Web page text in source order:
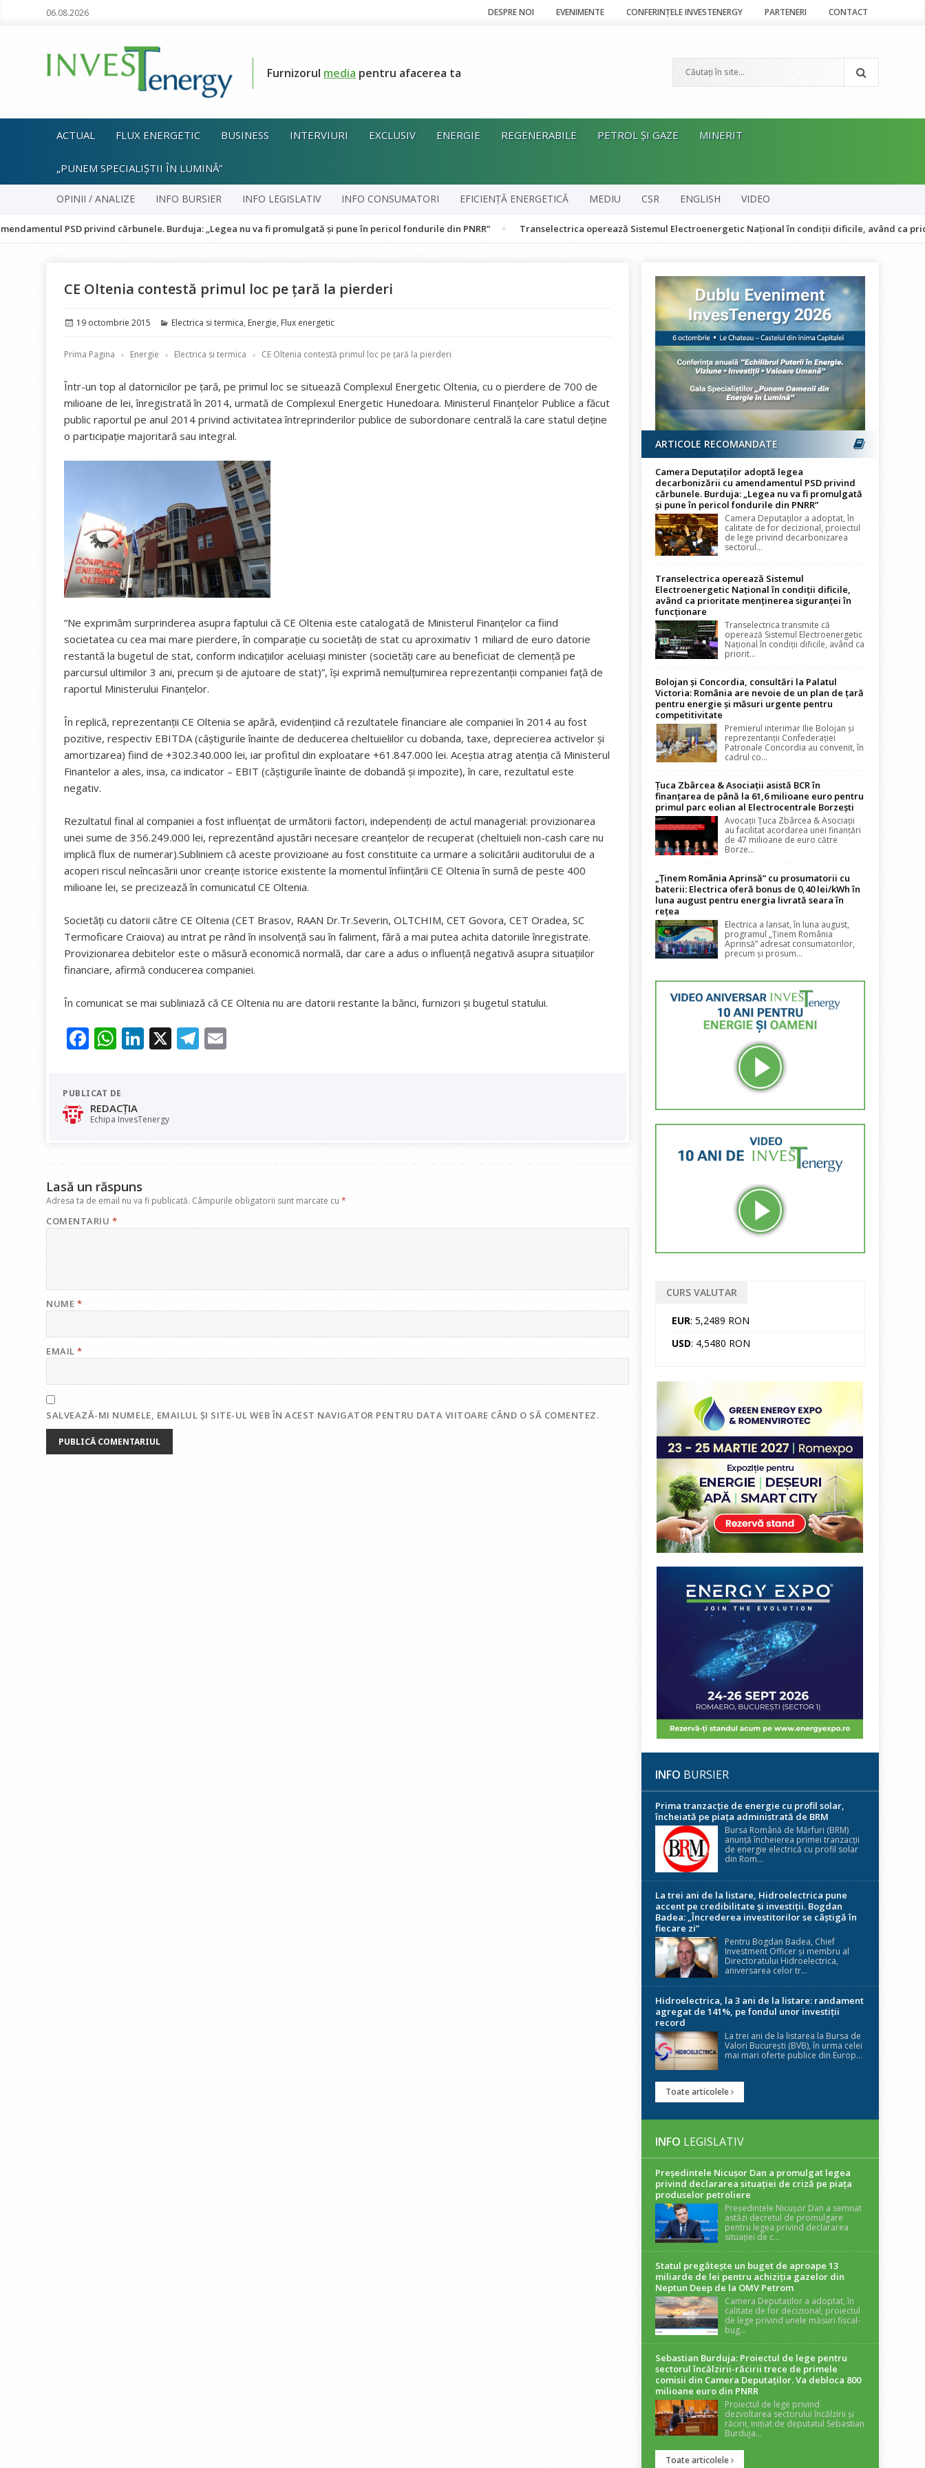
06.08.2026 DESPRE NOI EVENIMENTE CONFERINȚELE INVESTENERGY PARTENERI CONTACT
Furnizorul media pentru afacerea ta
ACTUAL FLUX ENERGETIC BUSINESS INTERVIURI EXCLUSIV ENERGIE REGENERABILE PETROL ȘI GAZE MINERIT
„PUNEM SPECIALIȘTII ÎN LUMINĂ”
OPINII / ANALIZE INFO BURSIER INFO LEGISLATIV INFO CONSUMATORI EFICIENȚĂ ENERGETICĂ MEDIU CSR ENGLISH VIDEO
PSD privind cărbunele. Burduja: „Legea nu va fi promulgată și pune în pericol fondurile din PNRR” Transelectrica operează Sistemul Electroenergetic Național în condiții dificile, având ca prioritate
CE Oltenia contestă primul loc pe ţară la pierderi
Publicat
19 octombrie 2015 Categorii
Electrica si termica, Energie, Flux energetic
Prima Pagina Energie Electrica si termica CE Oltenia contestă primul loc pe ţară la pierderi
Într-un top al datornicilor pe țară, pe primul loc se situează Complexul Energetic Oltenia, cu o pierdere de 700 de
milioane de lei, înregistrată în 2014, urmată de Complexul Energetic Hunedoara. Ministerul Finanţelor Publice a făcut
public raportul pe anul 2014 privind activitatea întreprinderilor publice de subordonare centrală la care statul deţine
o participaţie majoritară sau integral.
“Ne exprimăm surprinderea asupra faptului că CE Oltenia este catalogată de Ministerul Finanțelor ca fiind
societatea cu cea mai mare pierdere, în comparație cu societăți de stat cu aproximativ 1 miliard de euro datorie
restantă la bugetul de stat, conform indicațiilor aceluiași minister (societăți care au beneficiat de clemență pe
parcursul ultimilor 3 ani, precum și de ajutoare de stat)”, își exprimă nemulțumirea reprezentanții companiei față de
raportul Ministerului Finanțelor.
În replică, reprezentanții CE Oltenia se apără, evidențiind că rezultatele financiare ale companiei în 2014 au fost
pozitive, respectiv EBITDA (câștigurile înainte de deducerea cheltuielilor cu dobanda, taxe, deprecierea activelor și
amortizarea) fiind de +302.340.000 lei, iar profitul din exploatare +61.847.000 lei. Aceștia atrag atenția că Ministerul
Finantelor a ales, insa, ca indicator – EBIT (căștigurile înainte de dobandă și impozite), în care, rezultatul este
negativ.
Rezultatul final al companiei a fost influențat de următorii factori, independenți de actul managerial: provizionarea
unei sume de 356.249.000 lei, reprezentând ajustări necesare creanțelor de recuperat (cheltuieli non-cash care nu
implică flux de numerar).Subliniem că aceste provizioane au fost constituite ca urmare a solicitării auditorului de a
acoperi riscul neîncasării unor creanțe istorice existente la momentul înființării CE Oltenia în sumă de peste 400
milioane lei, se precizează în comunicatul CE Oltenia.
Societăți cu datorii către CE Oltenia (CET Brasov, RAAN Dr.Tr.Severin, OLTCHIM, CET Govora, CET Oradea, SC
Termoficare Craiova) au intrat pe rând în insolvență sau în faliment, fără a mai putea achita datoriile înregistrate.
Provizionarea debitelor este o măsură economică normală, dar care a adus o influență negativă asupra situațiilor
financiare, afirmă conducerea companiei.
În comunicat se mai subliniază că CE Oltenia nu are datorii restante la bănci, furnizori și bugetul statului.
F
e
b
o
W
at
s
A
Li
dI
X T
PUBLICAT DE
REDACȚIA
Echipa InvesTenergy
Lasă un răspuns
Adresa ta de email nu va fi publicată. Câmpurile obligatorii sunt marcate cu*
COMENTARIU *
NUME *
EMAIL*
SALVEAZĂ-MI NUMELE, EMAILUL ȘI SITE-UL WEB ÎN ACEST NAVIGATOR PENTRU DATA VIITOARE CÂND O SĂ COMENTEZ.
ARTICOLE RECOMANDATE
Camera Deputaților adoptă legea
decarbonizării cu amendamentul PSD privind
cărbunele. Burduja: „Legea nu va fi promulgată
și pune în pericol fondurile din PNRR”
Camera Deputaților a adoptat, în
calitate de for decizional, proiectul
de lege privind decarbonizarea
sectorul...
Transelectrica operează Sistemul
Electroenergetic Național în condiții dificile,
având ca prioritate menținerea siguranței în
funcționare
Transelectrica transmite că
operează Sistemul Electroenergetic
Național în condiții dificile, având ca
priorit...
Bolojan și Concordia, consultări la Palatul
Victoria: România are nevoie de un plan de țară
pentru energie și măsuri urgente pentru
competitivitate
Premierul interimar Ilie Bolojan și
reprezentanții Confederației
Patronale Concordia au convenit, în
cadrul co...
Țuca Zbârcea & Asociații asistă BCR în
finanțarea de până la 61,6 milioane euro pentru
primul parc eolian al Electrocentrale Borzești
Avocații Țuca Zbârcea & Asociații
au facilitat acordarea unei finanțări
de 47 milioane de euro către
Borze...
„Ținem România Aprinsă” cu prosumatorii cu
baterii: Electrica oferă bonus de 0,40 lei/kWh în
luna august pentru energia livrată seara în
rețea
Electrica a lansat, în luna august,
programul „Ținem România
Aprinsă” adresat consumatorilor,
precum și prosum...
CURS VALUTAR
EUR: 5,2489 RON
USD: 4,5480 RON
INFO BURSIER
Prima tranzacție de energie cu profil solar,
încheiată pe piața administrată de BRM
Bursa Română de Mărfuri (BRM)
anunță încheierea primei tranzacții
de energie electrică cu profil solar
din Rom...
La trei ani de la listare, Hidroelectrica pune
accent pe credibilitate și investiții. Bogdan
Badea: „Încrederea investitorilor se câștigă în
fiecare zi”
Pentru Bogdan Badea, Chief
Investment Officer și membru al
Directoratului Hidroelectrica,
aniversarea celor tr...
Hidroelectrica, la 3 ani de la listare: randament
agregat de 141%, pe fondul unor investiții
record
La trei ani de la listarea la Bursa de
Valori București (BVB), în urma celei
mai mari oferte publice din Europ...
Toate articolele
INFO LEGISLATIV
Președintele Nicuşor Dan a promulgat legea
privind declararea situaţiei de criză pe piaţa
produselor petroliere
Președintele Nicușor Dan a semnat
astăzi decretul de promulgare
pentru legea privind declararea
situației de c...
Statul pregătește un buget de aproape 13
miliarde de lei pentru achiziția gazelor din
Neptun Deep de la OMV Petrom
Camera Deputaților a adoptat, în
calitate de for decizional, proiectul
de lege privind unele măsuri fiscal-
bug...
Sebastian Burduja: Proiectul de lege pentru
sectorul încălzirii-răcirii trece de primele
comisii din Camera Deputaților. Va debloca 800
milioane euro din PNRR
Proiectul de lege privind
dezvoltarea sectorului încălzirii și
răcirii, inițiat de deputatul Sebastian
Burduja...
Toate articolele